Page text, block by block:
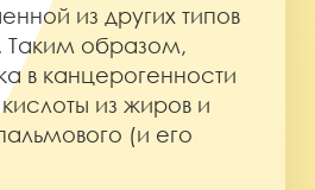
из других типов
образом,
в канцерогенности
из жиров и
(и его